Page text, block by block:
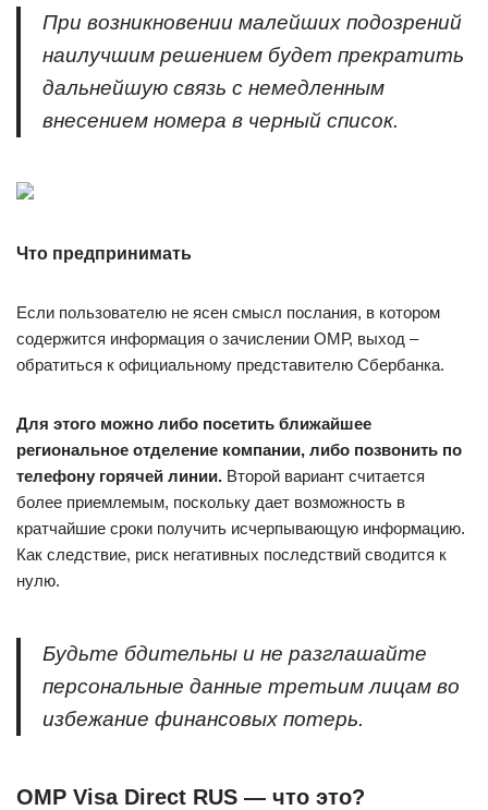
При возникновении малейших подозрений
наилучшим решением будет прекратить
дальнейшую связь с немедленным
внесением номера в черный список.
Что предпринимать
Если пользователю не ясен смысл послания, в котором
содержится информация о зачислении ОМР, выход –
обратиться к официальному представителю Сбербанка.
Для этого можно либо посетить ближайшее
региональное отделение компании, либо позвонить по
телефону горячей линии. Второй вариант считается
более приемлемым, поскольку дает возможность в
кратчайшие сроки получить исчерпывающую информацию.
Как следствие, риск негативных последствий сводится к
нулю.
Будьте бдительны и не разглашайте
персональные данные третьим лицам во
избежание финансовых потерь.
OMP Visa Direct RUS — что это?